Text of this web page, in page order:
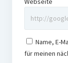
Name, E-
für meinen